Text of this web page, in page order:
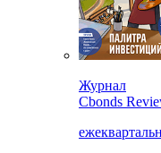
Журнал
Cbonds